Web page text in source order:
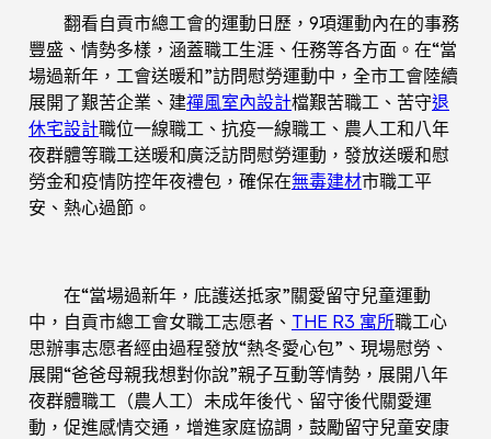
翻看自貢市總工會的運動日歷，9項運動內在的事務
豐盛、情勢多樣，涵蓋職工生涯、任務等各方面。在“當
場過新年，工會送暖和”訪問慰勞運動中，全市工會陸續
展開了艱苦企業、建禪風室內設計檔艱苦職工、苦守退
休宅設計職位一線職工、抗疫一線職工、農人工和八年
夜群體等職工送暖和廣泛訪問慰勞運動，發放送暖和慰
勞金和疫情防控年夜禮包，確保在無毒建材市職工平
安、熱心過節。
在“當場過新年，庇護送抵家”關愛留守兒童運動
中，自貢市總工會女職工志愿者、 THE R3 寓所職工心
思辦事志愿者經由過程發放“熱冬愛心包”、現場慰勞、
展開“爸爸母親我想對你說”親子互動等情勢，展開八年
夜群體職工（農人工）未成年後代、留守後代關愛運
動，促進感情交通，增進家庭協調，鼓勵留守兒童安康